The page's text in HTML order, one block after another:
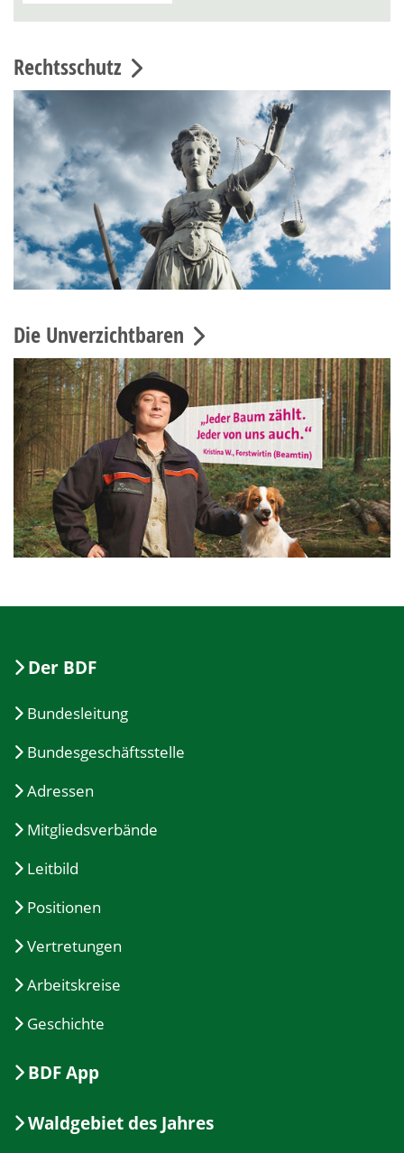
Rechtsschutz
Die Unverzichtbaren
Der BDF
Bundesleitung
Bundesgeschäftsstelle
Adressen
Mitgliedsverbände
Leitbild
Positionen
Vertretungen
Arbeitskreise
Geschichte
BDF App
Waldgebiet des Jahres